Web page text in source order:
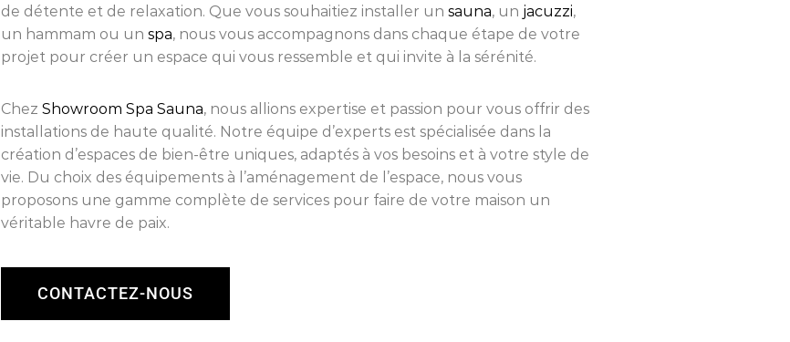
de détente et de relaxation. Que vous souhaitiez installer un sauna, un jacuzzi,
un hammam ou un spa, nous vous accompagnons dans chaque étape de votre
projet pour créer un espace qui vous ressemble et qui invite à la sérénité.
Chez Showroom Spa Sauna, nous allions expertise et passion pour vous offrir des
installations de haute qualité. Notre équipe d’experts est spécialisée dans la
création d’espaces de bien-être uniques, adaptés à vos besoins et à votre style de
vie. Du choix des équipements à l’aménagement de l’espace, nous vous
proposons une gamme complète de services pour faire de votre maison un
véritable havre de paix.
CONTACTEZ-NOUS